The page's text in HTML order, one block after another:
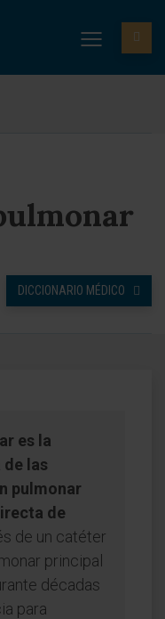
DICCIONARIO MÉDICO
es la
las
pulmonar
de
de un catéter
principal
décadas
para